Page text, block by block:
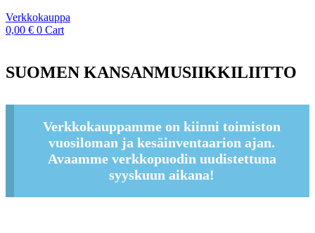
Verkkokauppa
0,00 € 0 Cart
SUOMEN KANSANMUSIIKKILIITTO
Verkkokauppamme on kiinni toimiston
vuosiloman ja kesäinventaarion ajan.
Avaamme verkkopuodin uudistettuna
syyskuun aikana!